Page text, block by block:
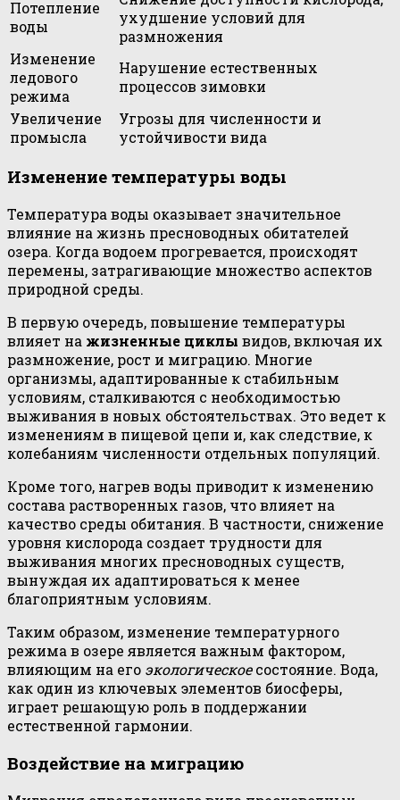
Потепление
воды
ухудшение условий для
размножения
Изменение
ледового
режима
Нарушение естественных
процессов зимовки
Увеличение
промысла
Угрозы для численности и
устойчивости вида
Изменение температуры воды
Температура воды оказывает значительное
влияние на жизнь пресноводных обитателей
озера. Когда водоем прогревается, происходят
перемены, затрагивающие множество аспектов
природной среды.
В первую очередь, повышение температуры
влияет на жизненные циклы видов, включая их
размножение, рост и миграцию. Многие
организмы, адаптированные к стабильным
условиям, сталкиваются с необходимостью
выживания в новых обстоятельствах. Это ведет к
изменениям в пищевой цепи и, как следствие, к
колебаниям численности отдельных популяций.
Кроме того, нагрев воды приводит к изменению
состава растворенных газов, что влияет на
качество среды обитания. В частности, снижение
уровня кислорода создает трудности для
выживания многих пресноводных существ,
вынуждая их адаптироваться к менее
благоприятным условиям.
Таким образом, изменение температурного
режима в озере является важным фактором,
влияющим на его экологическоесостояние. Вода,
как один из ключевых элементов биосферы,
играет решающую роль в поддержании
естественной гармонии.
Воздействие на миграцию